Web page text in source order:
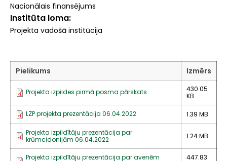
Nacionālais finansējums
Institūta loma
Projekta vadošā institūcija
Pielikums Izmērs
Projekta izpildes pirmā posma pārskats
430.05
KB
LZP projekta prezentācija 06.04.2022 1.39 MB
Projekta izpildītāju prezentācija par
krūmcidonijām 06.04.2022
1.24 MB
Projekta izpildītāju prezentācija par avenēm
447.83